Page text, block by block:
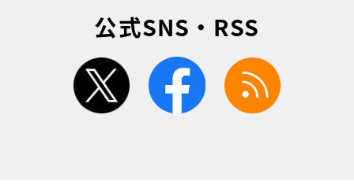
公式SNS・RSS
twitter facebook